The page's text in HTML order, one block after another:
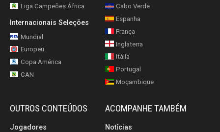
Liga Campeões África
Internacionais Seleções
Mundial
Europeu
Copa América
CAN
Cabo Verde
Espanha
França
Inglaterra
Itália
Portugal
Moçambique
OUTROS CONTEÚDOS
Jogadores
ACOMPANHE TAMBÉM
Notícias